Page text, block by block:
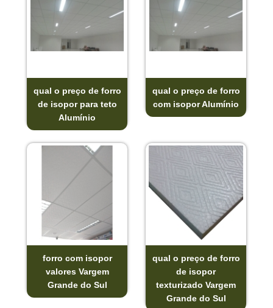
qual o preço de forro
de isopor para teto
Alumínio
qual o preço de forro
com isopor Alumínio
forro com isopor
valores Vargem
Grande do Sul
qual o preço de forro
de isopor
texturizado Vargem
Grande do Sul